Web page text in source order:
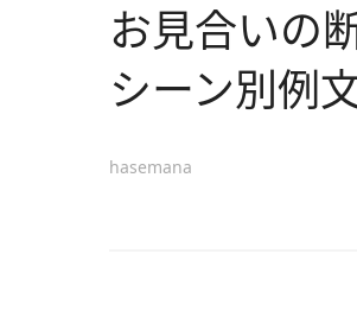
お見合いの
シーン別例
hasemana